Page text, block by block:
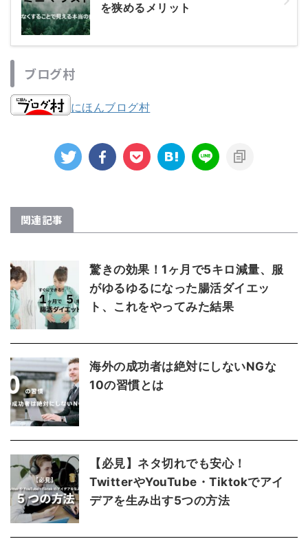
を狭めるメリット
ブログ村
にほんブログ村
関連記事
驚きの効果！1ヶ月で5キロ減量、服
がゆるゆるになった腸活ダイエッ
ト、これをやってみた結果
海外の成功者は絶対にしないNGな
10の習慣とは
【必見】ネタ切れでも安心！
TwitterやYouTube・Tiktokでアイ
デアを生み出す5つの方法